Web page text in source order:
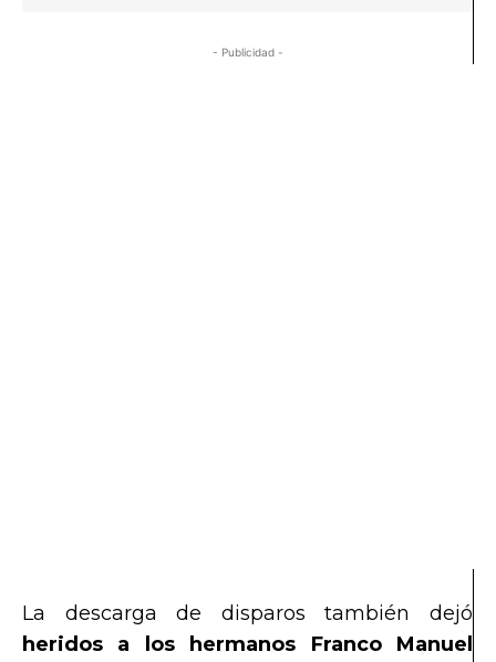
- Publicidad -
La descarga de disparos también dejó
heridos a los hermanos Franco Manuel